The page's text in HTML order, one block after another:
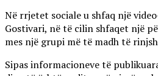
Në rrjetet sociale u shfaq një
Gostivari, në të cilin shfaqet një
mes një grupi më të madh të
Sipas informacioneve të